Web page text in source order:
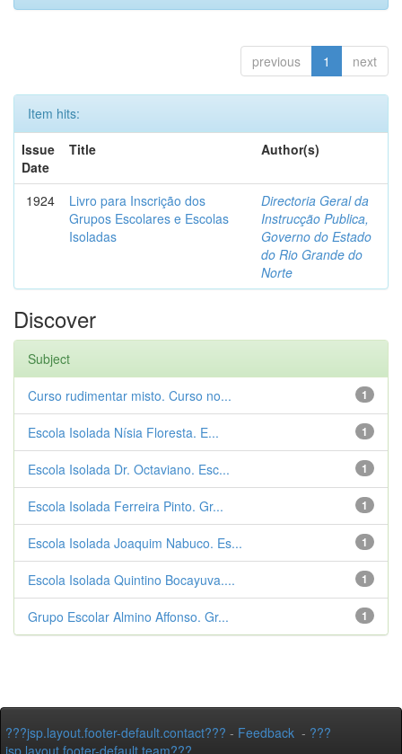
previous 1 next
Item hits:
Issue
Date
Title Author(s)
1924
Livro para Inscrição dos
Grupos Escolares e Escolas
Isoladas
Directoria Geral da
Instrucção Publica,
Governo do Estado
do Rio Grande do
Norte
Discover
Subject
1
Curso rudimentar misto. Curso no...
1
Escola Isolada Nísia Floresta. E...
1
Escola Isolada Dr. Octaviano. Esc...
1
Escola Isolada Ferreira Pinto. Gr...
1
Escola Isolada Joaquim Nabuco. Es...
1
Escola Isolada Quintino Bocayuva....
1
Grupo Escolar Almino Affonso. Gr...
???jsp.layout.footer-default.contact??? - Feedback - ???
jsp.layout.footer-default.team???